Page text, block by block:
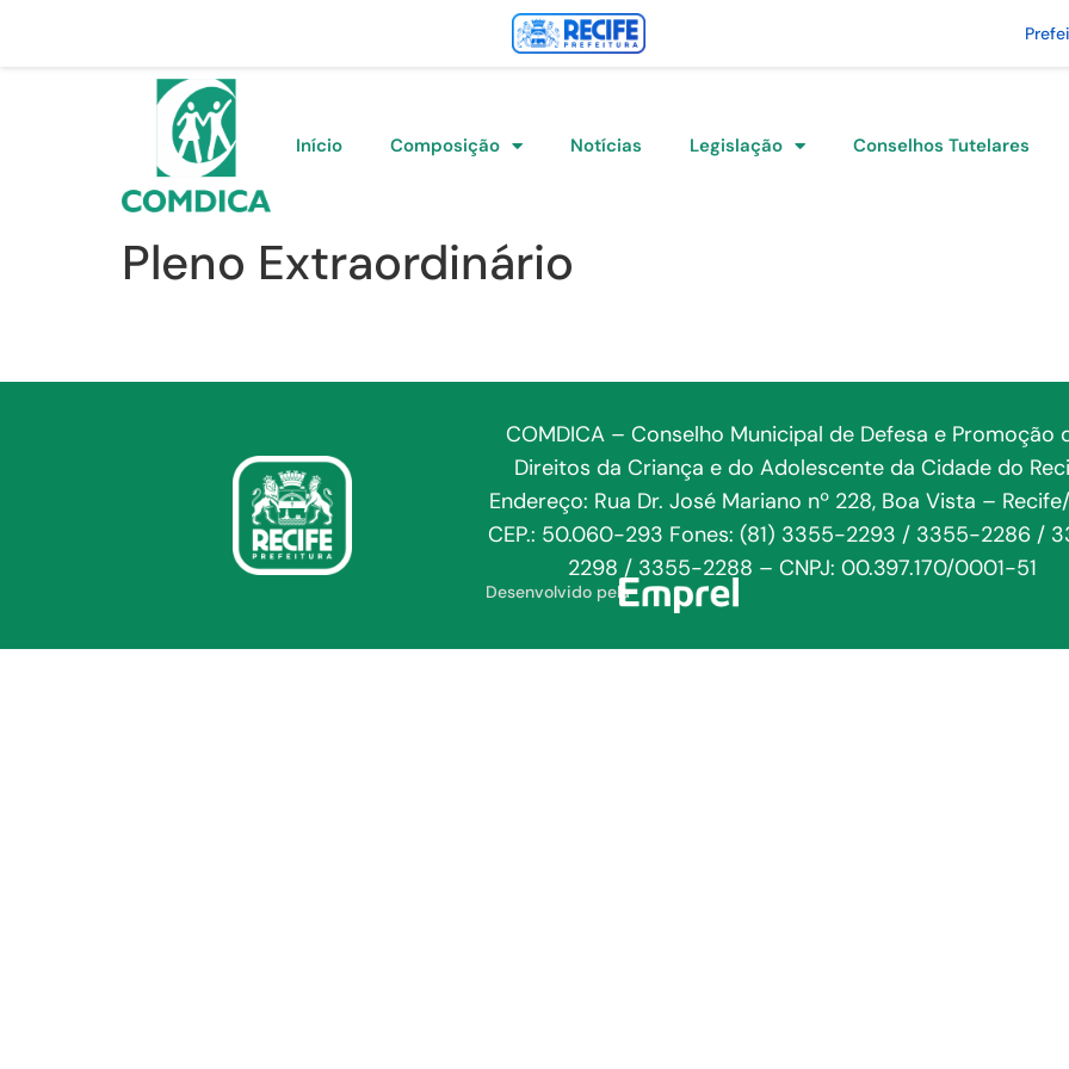
Início Composição Notícias Legislação Conselhos Tutelares
Pleno Extraordinário
COMDICA – Conselho Municipal de Defesa e Promoção
Direitos da Criança e do Adolescente da Cidade do
Endereço: Rua Dr. José Mariano nº 228, Boa Vista –
CEP.: 50.060-293 Fones: (81) 3355-2293 / 3355-2286 /
2298 / 3355-2288 – CNPJ: 00.397.170/0001-51
Desenvolvido pela